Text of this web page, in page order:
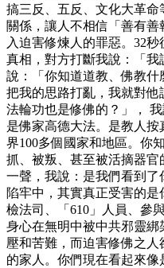
搞三反、五反、文化大革
關係，讓人不相信「善有
入迫害修煉人的罪惡。32
真相，對方打斷我說：「
說：「你知道道教、佛教
把我的思路打亂，我就對他
法輪功也是修佛的？」，
是佛家高德大法。是教人
界100多個國家和地區。你
抓、被叛、甚至被活摘器
一聲，我說：是我們看到
陷牢中，其實真正受害的
檢法司、「610」人員、參
身心在無明中被中共邪靈
壓和苦難，而迫害修佛之
的家人。你們現在看起來